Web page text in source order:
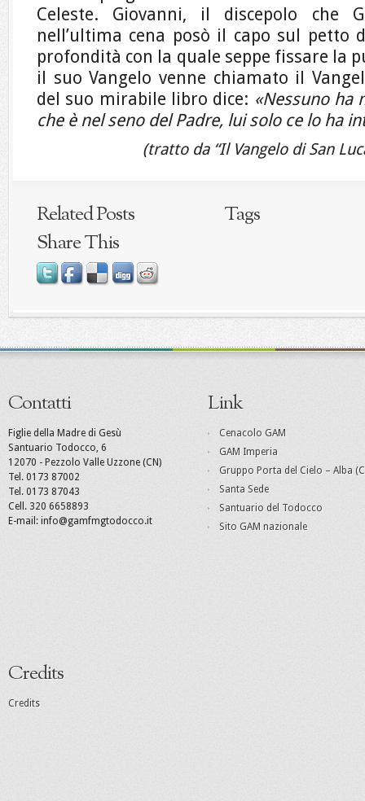
Celeste. Giovanni, il discepolo che
nell’ultima cena posò il capo sul petto
profondità con la quale seppe fissare la
il suo Vangelo venne chiamato il
del suo mirabile libro dice: «Nessuno ha
che è nel seno del Padre, lui solo ce lo ha
(tratto da “Il Vangelo di San
Related Posts
Tags
Share This
Contatti
Figlie della Madre di Gesù
Santuario Todocco, 6
12070 - Pezzolo Valle Uzzone (CN)
Tel. 0173 87002
Tel. 0173 87043
Cell. 320 6658893
E-mail: info@gamfmgtodocco.it
Link
Cenacolo GAM
GAM Imperia
Gruppo Porta del Cielo – Alba
Santa Sede
Santuario del Todocco
Sito GAM nazionale
Credits
Credits